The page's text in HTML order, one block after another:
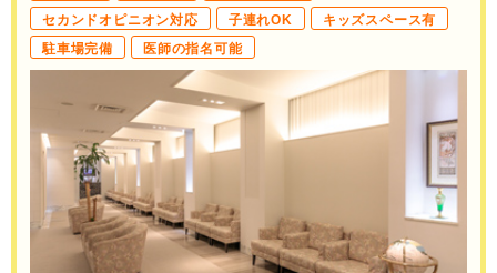
セカンドオピニオン対応
子連れOK
キッズスペース有
駐車場完備
医師の指名可能